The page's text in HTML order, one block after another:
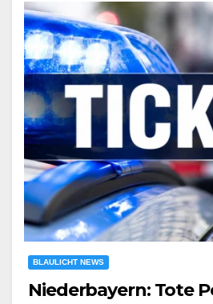
BLAULICHT NEWS
Niederbayern: Tote